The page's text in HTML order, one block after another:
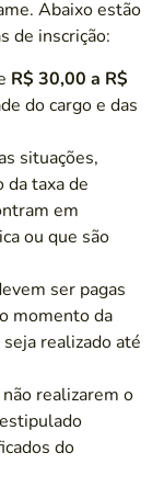
Abaixo estão
de inscrição:
R$ 30,00 a R$
do cargo e das
situações,
da taxa de
em
ou que são
ser pagas
momento da
realizado até
realizarem o
do